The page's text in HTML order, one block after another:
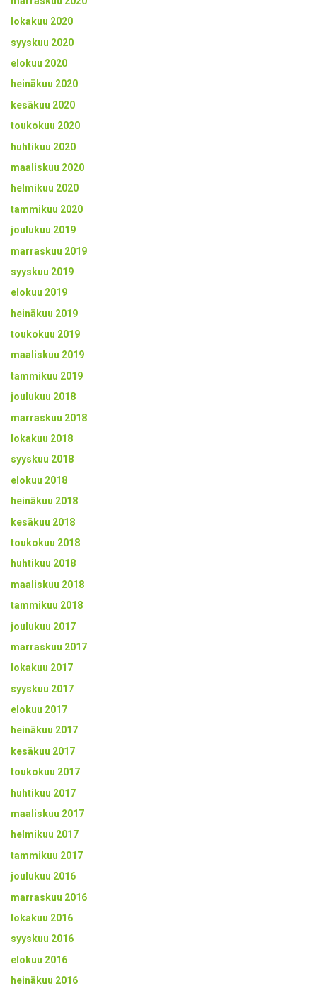
lokakuu 2020
syyskuu 2020
elokuu 2020
heinäkuu 2020
kesäkuu 2020
toukokuu 2020
huhtikuu 2020
maaliskuu 2020
helmikuu 2020
tammikuu 2020
joulukuu 2019
marraskuu 2019
syyskuu 2019
elokuu 2019
heinäkuu 2019
toukokuu 2019
maaliskuu 2019
tammikuu 2019
joulukuu 2018
marraskuu 2018
lokakuu 2018
syyskuu 2018
elokuu 2018
heinäkuu 2018
kesäkuu 2018
toukokuu 2018
huhtikuu 2018
maaliskuu 2018
tammikuu 2018
joulukuu 2017
marraskuu 2017
lokakuu 2017
syyskuu 2017
elokuu 2017
heinäkuu 2017
kesäkuu 2017
toukokuu 2017
huhtikuu 2017
maaliskuu 2017
helmikuu 2017
tammikuu 2017
joulukuu 2016
marraskuu 2016
lokakuu 2016
syyskuu 2016
elokuu 2016
heinäkuu 2016